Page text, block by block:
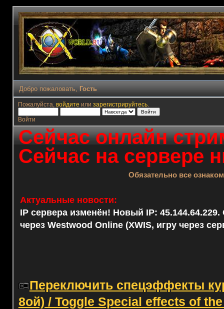
Добро пожаловать, Гость
Пожалуйста, войдите или зарегистрируйтесь.
Войти
Сейчас онлайн
Сейчас на сервере
Обязательно все
Актуальные новости:
IP сервера изменён! Новый IP: 45.144.64.229.
через Westwood Online (XWIS, игру через
Переключить спецэффекты
8ой) / Toggle Special effects of